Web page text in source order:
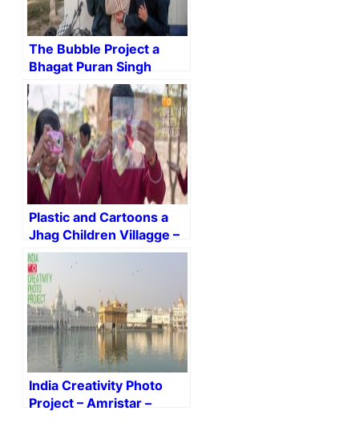
The Bubble Project a
Bhagat Puran Singh
School For The Deaf –
#Pingalwara #Amristar
#IndiaCreativity
Plastic and Cartoons a
Jhag Children Villagge –
Rajasthan – i-india
India Creativity Photo
Project – Amristar –